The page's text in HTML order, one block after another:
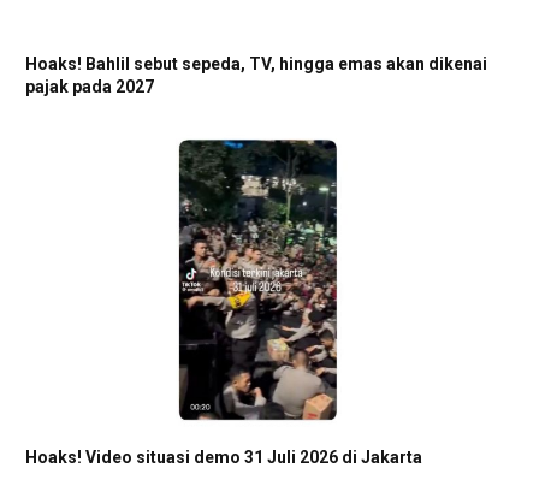
Hoaks! Bahlil sebut sepeda, TV, hingga emas akan dikenai
pajak pada 2027
Hoaks! Video situasi demo 31 Juli 2026 di Jakarta